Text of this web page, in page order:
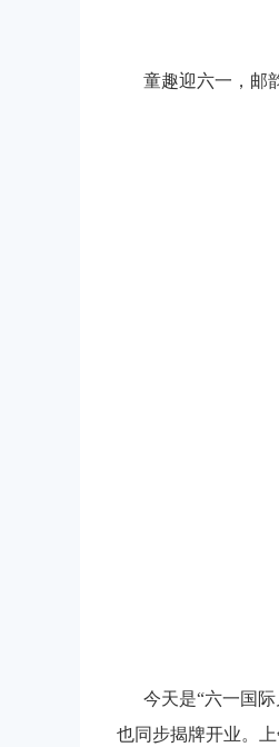
童趣迎六一，邮韵
今天是“六一国际
也同步揭牌开业。